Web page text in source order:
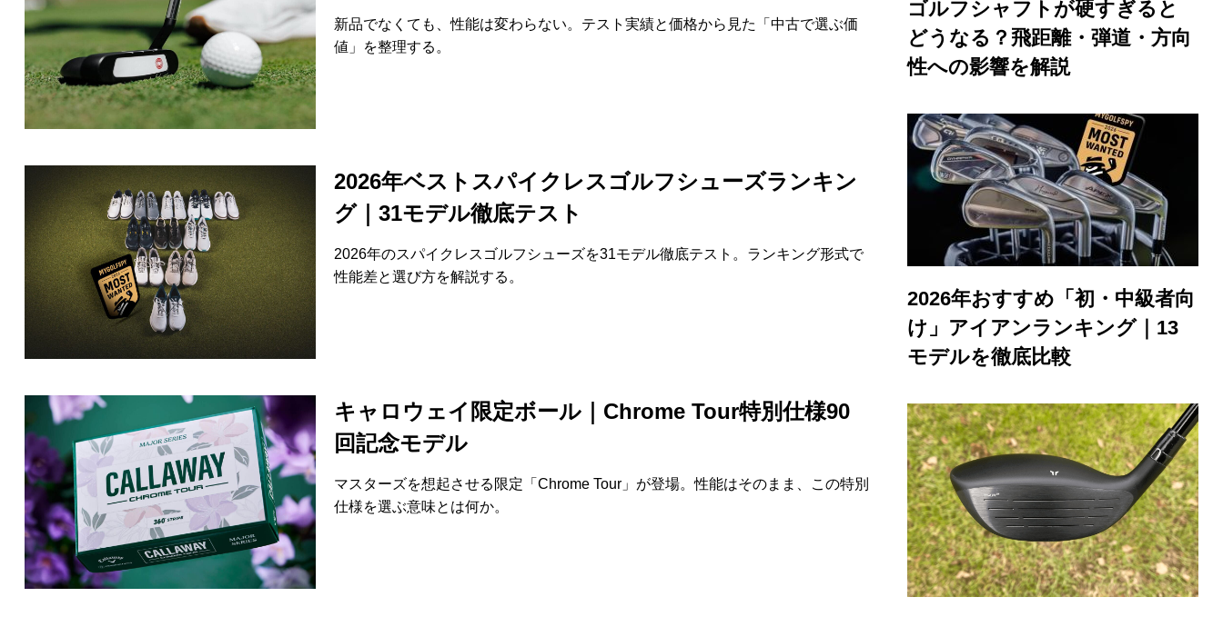
新品でなくても、性能は変わらない。テスト実績と価格から見た「中古で選ぶ価
値」を整理する。
2026年ベストスパイクレスゴルフシューズランキン
グ｜31モデル徹底テスト
2026年のスパイクレスゴルフシューズを31モデル徹底テスト。ランキング形式で
性能差と選び方を解説する。
キャロウェイ限定ボール｜Chrome Tour特別仕様90
回記念モデル
マスターズを想起させる限定「Chrome Tour」が登場。性能はそのまま、この特別
仕様を選ぶ意味とは何か。
ゴルフシャフトが硬すぎると
どうなる？飛距離・弾道・方向
性への影響を解説
2026年おすすめ「初・中級者向
け」アイアンランキング｜13
モデルを徹底比較